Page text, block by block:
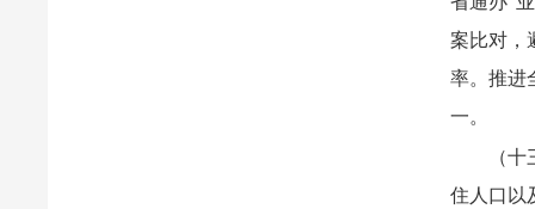
案比对，
率。推进
一。
（
住人口以